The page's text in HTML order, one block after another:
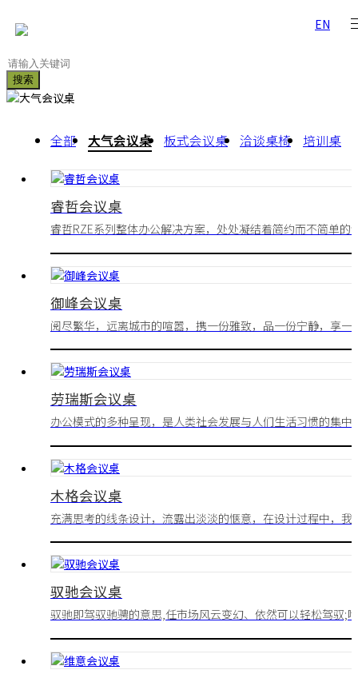
EN
搜索
全部 大气会议桌 板式会议桌 洽谈桌椅 培训桌
睿哲会议桌
睿哲RZE系列整体办公解决方案，处处凝结着简约而不简单的
计哲思，明朗简洁的色彩搭配，独一无二的线条流性，利落沉
的外观造型，力争从每个角度凸显豁达从容的办公气度，创见
新工作价值。
御峰会议桌
阅尽繁华，远离城市的喧嚣，携一份雅致，品一份宁静，享一
温馨，线条简练，融入东方美学，给予你最舒适的状态。
劳瑞斯会议桌
办公模式的多种呈现，是人类社会发展与人们生活习惯的集中
现，根据办公需求、生活形态、空间特性以及工作性质等，打
出最为符合自己的办公区。
木格会议桌
充满思考的线条设计，流露出淡淡的惬意，在设计过程中，我
摒弃一切烦琐的细节，给您带来自然流畅的视觉感受。
驭驰会议桌
驭驰即驾驭驰骋的意思,任市场风云变幻、依然可以轻松驾驭;喻
意为把事业上的成就、社会上的尊重、家庭中的温暖轻松掌控